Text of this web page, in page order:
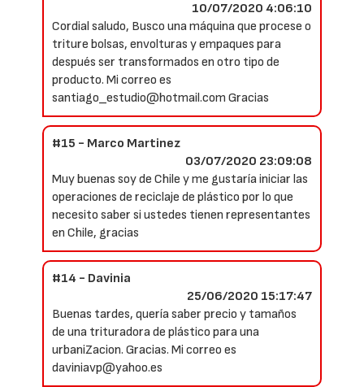
10/07/2020 4:06:10
Cordial saludo, Busco una máquina que procese o
triture bolsas, envolturas y empaques para
después ser transformados en otro tipo de
producto. Mi correo es
santiago_estudio@hotmail.com Gracias
#15 - Marco Martinez
03/07/2020 23:09:08
Muy buenas soy de Chile y me gustaría iniciar las
operaciones de reciclaje de plástico por lo que
necesito saber si ustedes tienen representantes
en Chile, gracias
#14 - Davinia
25/06/2020 15:17:47
Buenas tardes, quería saber precio y tamaños
de una trituradora de plástico para una
urbaniZacion. Gracias. Mi correo es
daviniavp@yahoo.es